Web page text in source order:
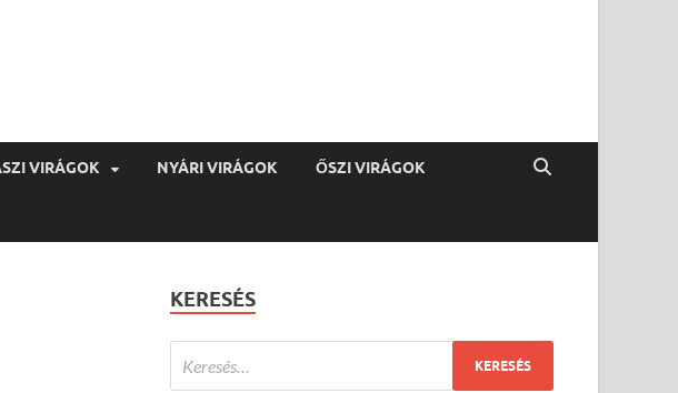
VIRÁGOK NYÁRI VIRÁGOK ŐSZI VIRÁGOK
KERESÉS